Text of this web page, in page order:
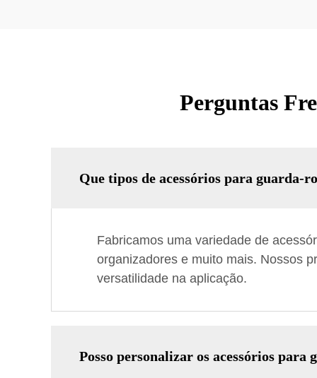
Perguntas
Que tipos de acessórios para guarda-
Fabricamos uma variedade de
organizadores e muito mais. Nossos
versatilidade na aplicação.
Posso personalizar os acessórios para